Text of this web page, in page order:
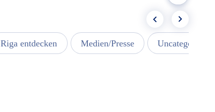
Riga entdecken Medien/Presse Uncategorized